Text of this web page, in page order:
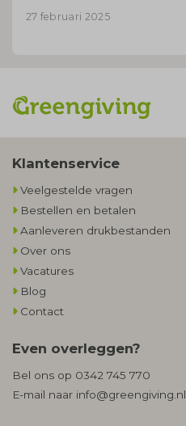
27 februari 2025
Klantenservice
Veelgestelde vragen
Bestellen en betalen
Aanleveren drukbestanden
Over ons
Vacatures
Blog
Contact
Even overleggen?
Bel ons op 0342 745 770
E-mail naar info@greengiving.nl